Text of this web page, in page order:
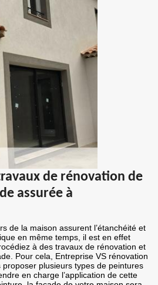
de rénovation de
assurée à
de la maison assurent l’étanchéité et
en même temps, il est en effet
à des travaux de rénovation et
Pour cela, Entreprise VS rénovation
plusieurs types de peintures
en charge l’application de cette